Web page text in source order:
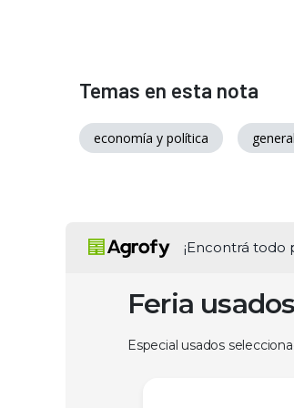
Temas en esta nota
economía y política general
¡Encontrá todo
Feria
Especial usados